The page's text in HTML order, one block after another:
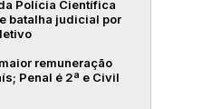
Polícia Científica
batalha judicial por
remuneração
Penal é 2ª e Civil